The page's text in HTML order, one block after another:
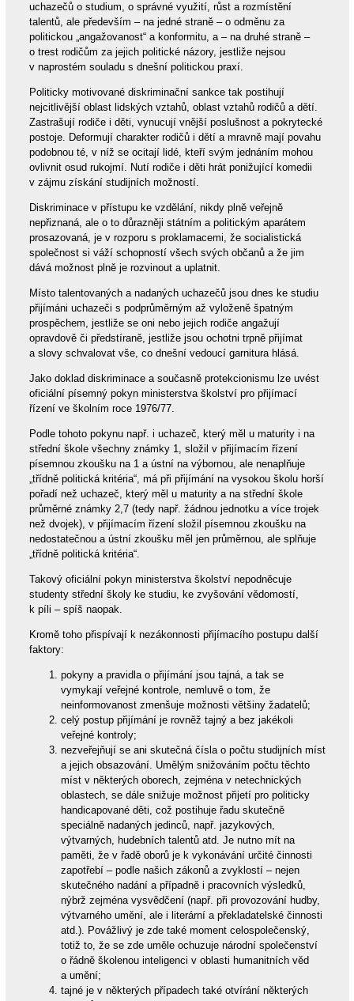
uchazečů o studium, o správné využití, růst a rozmístění
talentů, ale především – na jedné straně – o odměnu za
politickou „angažovanost“ a konformitu, a – na druhé straně –
o trest rodičům za jejich politické názory, jestliže nejsou
v naprostém souladu s dnešní politickou praxí.
Politicky motivované diskriminační sankce tak postihují
nejcitlivější oblast lidských vztahů, oblast vztahů rodičů a dětí.
Zastrašují rodiče i děti, vynucují vnější poslušnost a pokrytecké
postoje. Deformují charakter rodičů i dětí a mravně mají povahu
podobnou té, v níž se ocitají lidé, kteří svým jednáním mohou
ovlivnit osud rukojmí. Nutí rodiče i děti hrát ponižující komedii
v zájmu získání studijních možností.
Diskriminace v přístupu ke vzdělání, nikdy plně veřejně
nepřiznaná, ale o to důrazněji státním a politickým aparátem
prosazovaná, je v rozporu s proklamacemi, že socialistická
společnost si váží schopností všech svých občanů a že jim
dává možnost plně je rozvinout a uplatnit.
Místo talentovaných a nadaných uchazečů jsou dnes ke studiu
přijímáni uchazeči s podprůměrným až vyloženě špatným
prospěchem, jestliže se oni nebo jejich rodiče angažují
opravdově či předstíraně, jestliže jsou ochotni trpně přijímat
a slovy schvalovat vše, co dnešní vedoucí garnitura hlásá.
Jako doklad diskriminace a současně protekcionismu lze uvést
oficiální písemný pokyn ministerstva školství pro přijímací
řízení ve školním roce 1976/77.
Podle tohoto pokynu např. i uchazeč, který měl u maturity i na
střední škole všechny známky 1, složil v přijímacím řízení
písemnou zkoušku na 1 a ústní na výbornou, ale nenaplňuje
„třídně politická kritéria“, má při přijímání na vysokou školu horší
pořadí než uchazeč, který měl u maturity a na střední škole
průměrné známky 2,7 (tedy např. žádnou jednotku a více trojek
než dvojek), v přijímacím řízení složil písemnou zkoušku na
nedostatečnou a ústní zkoušku měl jen průměrnou, ale splňuje
„třídně politická kritéria“.
Takový oficiální pokyn ministerstva školství nepodněcuje
studenty střední školy ke studiu, ke zvyšování vědomostí,
k píli – spíš naopak.
Kromě toho přispívají k nezákonnosti přijímacího postupu další
faktory:
pokyny a pravidla o přijímání jsou tajná, a tak se
vymykají veřejné kontrole, nemluvě o tom, že
neinformovanost zmenšuje možnosti většiny žadatelů;
celý postup přijímání je rovněž tajný a bez jakékoli
veřejné kontroly;
nezveřejňují se ani skutečná čísla o počtu studijních míst
a jejich obsazování. Umělým snižováním počtu těchto
míst v některých oborech, zejména v netechnických
oblastech, se dále snižuje možnost přijetí pro politicky
handicapované děti, což postihuje řadu skutečně
speciálně nadaných jedinců, např. jazykových,
výtvarných, hudebních talentů atd. Je nutno mít na
paměti, že v řadě oborů je k vykonávání určité činnosti
zapotřebí – podle našich zákonů a zvyklostí – nejen
skutečného nadání a případně i pracovních výsledků,
nýbrž zejména vysvědčení (např. při provozování hudby,
výtvarného umění, ale i literární a překladatelské činnosti
atd.). Povážlivý je zde také moment celospolečenský,
totiž to, že se zde uměle ochuzuje národní společenství
o řádně školenou inteligenci v oblasti humanitních věd
a umění;
tajné je v některých případech také otvírání některých